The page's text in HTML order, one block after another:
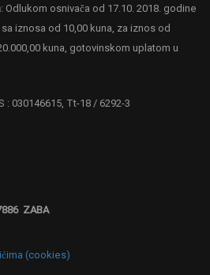
: Odlukom osnivača od 17.10. 2018. godine
iznosa od 10,00 kuna, za iznos od
kuna, gotovinskom uplatom u
: 030146615, Tt-18 / 6292-3
ZABA
(cookies)